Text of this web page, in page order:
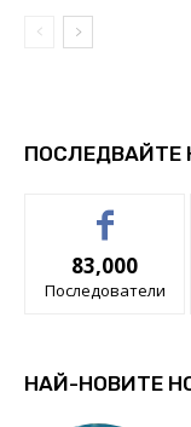
ПОСЛЕДВАЙТЕ
83,000
Последователи
НАЙ-НОВИТЕ